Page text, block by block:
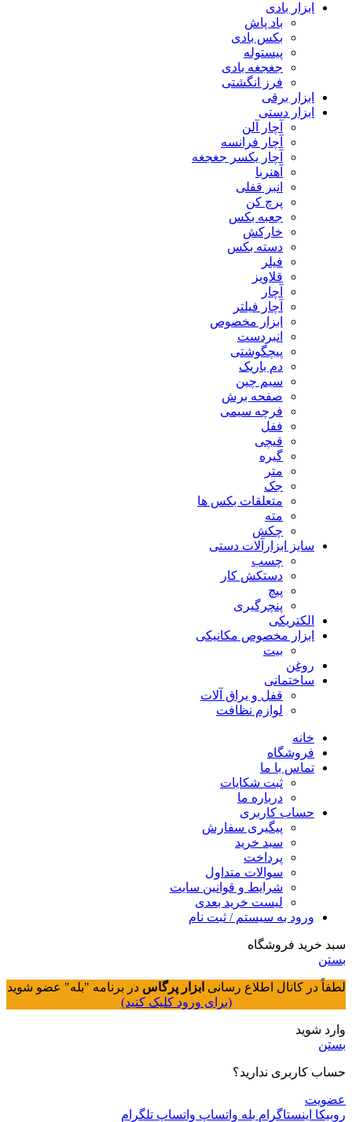
ابزار بادی
باد پاش
بکس بادی
پیستوله
جغجغه بادی
فرز انگشتی
ابزار برقی
ابزار دستی
آچار آلن
آچار فرانسه
آچار یکسر جغجغه
آهنربا
انبر قفلی
پرچ کن
جعبه بکس
خارکش
دسته بکس
فیلر
قلاویز
آچار
آچار فیلتر
ابزار مخصوص
انبردست
پیچگوشتی
دم باریک
سیم چین
صفحه برش
فرچه سیمی
ففل
قیچی
گیره
متر
جک
متعلقات بکس ها
مته
چکش
سایز ابزارآلات دستی
چسب
دستکش کار
پیچ
پنچرگیری
الکتریکی
ابزار مخصوص مکانیکی
بیت
روغن
ساختمانی
قفل و یراق آلات
لوازم نظافت
خانه
فروشگاه
تماس با ما
ثبت شکایات
درباره ما
حساب کاربری
پیگیری سفارش
سبد خرید
پرداخت
سوالات متداول
شرایط و قوانین سایت
لیست خرید بعدی
ورود به سیستم / ثبت نام
سبد خرید فروشگاه
بستن
لطفاً در کانال اطلاع رسانی ابزار پرگاس در برنامه "بله" عضو شوید
(برای ورود کلیک کنید)
وارد شوید
بستن
حساب کاربری ندارید؟
عضویت
روبیکا اینستاگرام بله واتساپ واتساپ تلگرام